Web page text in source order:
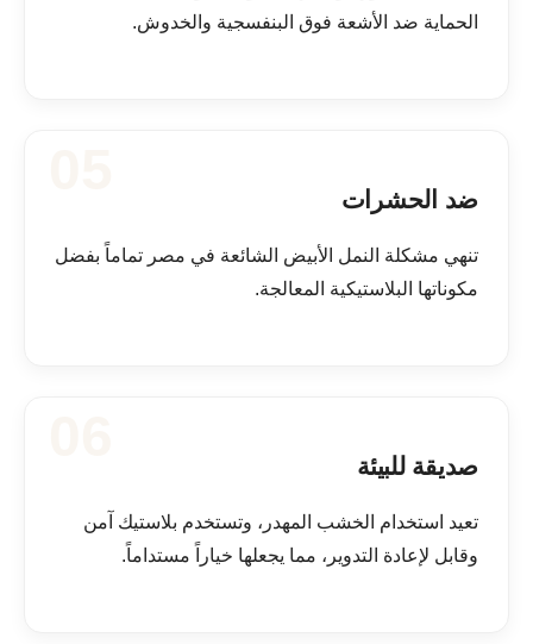
الحماية ضد الأشعة فوق البنفسجية والخدوش.
ضد الحشرات
تنهي مشكلة النمل الأبيض الشائعة في مصر تماماً بفضل
مكوناتها البلاستيكية المعالجة.
صديقة للبيئة
تعيد استخدام الخشب المهدر، وتستخدم بلاستيك آمن
وقابل لإعادة التدوير، مما يجعلها خياراً مستداماً.